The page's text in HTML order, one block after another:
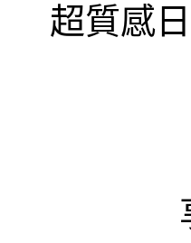
超質感